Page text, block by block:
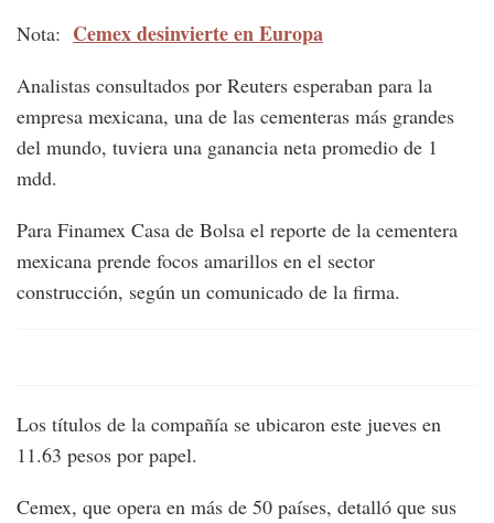
Nota: Cemex desinvierte en Europa
Analistas consultados por Reuters esperaban para la
empresa mexicana, una de las cementeras más grandes
del mundo, tuviera una ganancia neta promedio de 1
mdd.
Para Finamex Casa de Bolsa el reporte de la cementera
mexicana prende focos amarillos en el sector
construcción, según un comunicado de la firma.
Los títulos de la compañía se ubicaron este jueves en
11.63 pesos por papel.
Cemex, que opera en más de 50 países, detalló que sus